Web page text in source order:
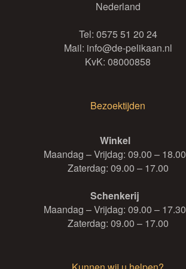
Nederland
Tel: 0575 51 20 24
Mail: info@de-pelikaan.nl
KvK: 08000858
Bezoektijden
Winkel
Maandag – Vrijdag: 09.00 – 18.00
Zaterdag: 09.00 – 17.00
Schenkerij
Maandag – Vrijdag: 09.00 – 17.30
Zaterdag: 09.00 – 17.00